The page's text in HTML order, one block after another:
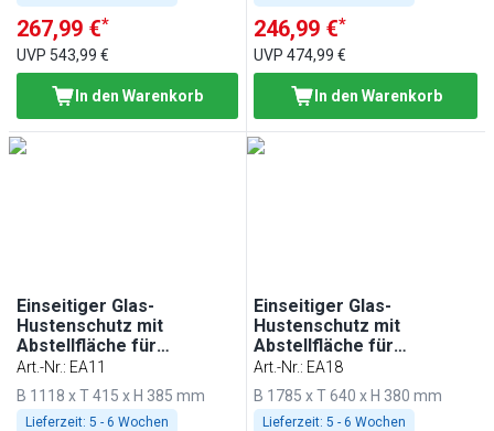
267,99 €*
UVP 543,99 €
In den Warenkorb
246,99 €*
UVP474,99 €
In den Warenkorb
Einseitiger Glas-
Hustenschutz mit
Abstellfläche für
Einbautheken - 1100mm -
für BA116, WA116, KA116,
PA116 & EA116
Art.-Nr.: EA11
B 1118 x T 415 x H 385 mm
Lieferzeit: 5 - 6 Wochen
Einseitiger Glas-
Hustenschutz mit
Abstellfläche für
Einbautheken - 1800mm -
für BA186, WA186, KA186,
PA186 & EA186
Art.-Nr.: EA18
B 1785 x T 640 x H 380 mm
Lieferzeit: 5 - 6 Wochen